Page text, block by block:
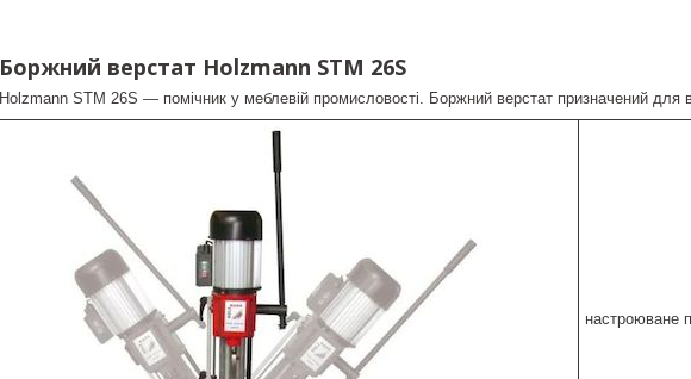
Боржний верстат Holzmann STM 26S
Holzmann STM 26S — помічник у меблевій промисловості. Боржний верстат призначений для
настроюване